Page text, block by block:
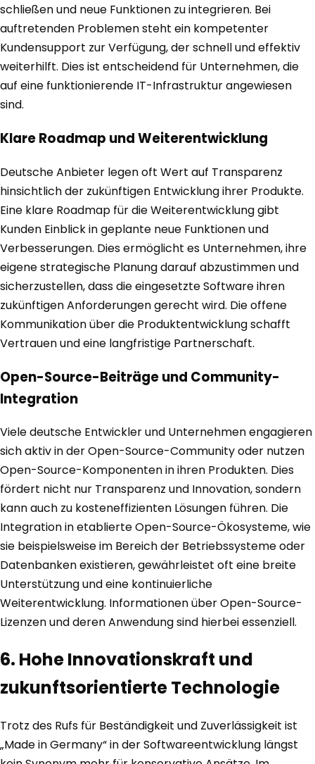
schließen und neue Funktionen zu integrieren. Bei
auftretenden Problemen steht ein kompetenter
Kundensupport zur Verfügung, der schnell und effektiv
weiterhilft. Dies ist entscheidend für Unternehmen, die
auf eine funktionierende IT-Infrastruktur angewiesen
sind.
Klare Roadmap und Weiterentwicklung
Deutsche Anbieter legen oft Wert auf Transparenz
hinsichtlich der zukünftigen Entwicklung ihrer Produkte.
Eine klare Roadmap für die Weiterentwicklung gibt
Kunden Einblick in geplante neue Funktionen und
Verbesserungen. Dies ermöglicht es Unternehmen, ihre
eigene strategische Planung darauf abzustimmen und
sicherzustellen, dass die eingesetzte Software ihren
zukünftigen Anforderungen gerecht wird. Die offene
Kommunikation über die Produktentwicklung schafft
Vertrauen und eine langfristige Partnerschaft.
Open-Source-Beiträge und Community-
Integration
Viele deutsche Entwickler und Unternehmen engagieren
sich aktiv in der Open-Source-Community oder nutzen
Open-Source-Komponenten in ihren Produkten. Dies
fördert nicht nur Transparenz und Innovation, sondern
kann auch zu kosteneffizienten Lösungen führen. Die
Integration in etablierte Open-Source-Ökosysteme, wie
sie beispielsweise im Bereich der Betriebssysteme oder
Datenbanken existieren, gewährleistet oft eine breite
Unterstützung und eine kontinuierliche
Weiterentwicklung. Informationen über Open-Source-
Lizenzen und deren Anwendung sind hierbei essenziell.
6. Hohe Innovationskraft und
zukunftsorientierte Technologie
Trotz des Rufs für Beständigkeit und Zuverlässigkeit ist
„Made in Germany“ in der Softwareentwicklung längst